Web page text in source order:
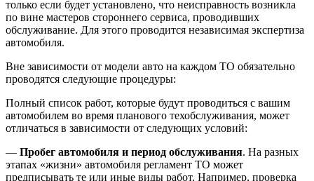
только если будет установлено, что неисправность возникла
по вине мастеров стороннего сервиса, проводивших
обслуживание. Для этого проводится независимая экспертиза
автомобиля.
Вне зависимости от модели авто на каждом ТО обязательно
проводятся следующие процедуры:
Полный список работ, которые будут проводиться с вашим
автомобилем во время планового техобслуживания, может
отличаться в зависимости от следующих условий:
— Пробег автомобиля и период обслуживания. На разных
этапах «жизни» автомобиля регламент ТО может
предписывать те или иные виды работ. Например, проверка